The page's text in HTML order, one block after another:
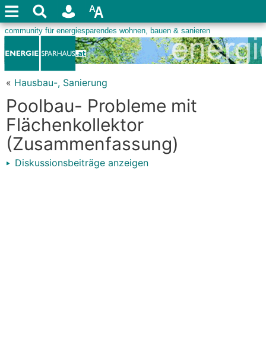
« Hausbau-, Sanierung
Poolbau- Probleme mit
Flächenkollektor
(Zusammenfassung)
Diskussionsbeiträge anzeigen